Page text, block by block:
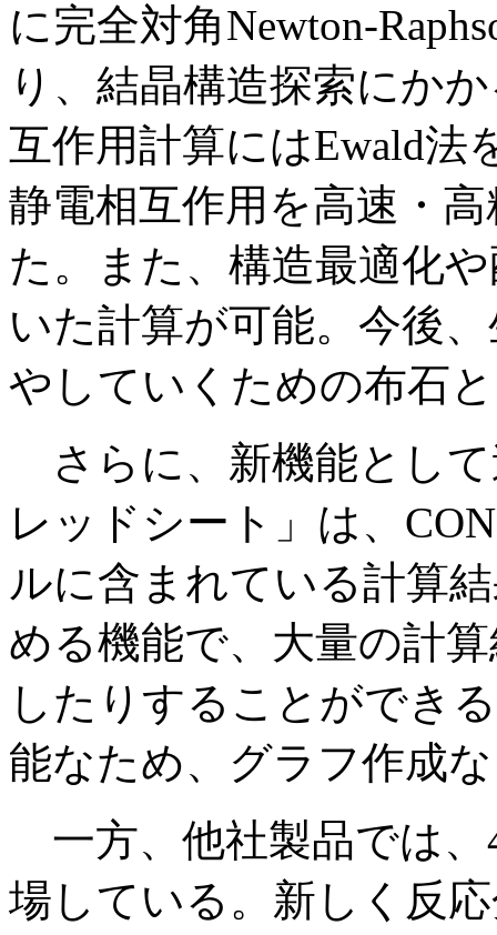
に完全対角Newton-
り、結晶構造探索にか
互作用計算にはEwald法
静電相互作用を高速・
た。また、構造最適化
いた計算が可能。今後
やしていくための布石
さらに、新機能として
レッドシート」は、
ルに含まれている計算
める機能で、大量の計
したりすることができ
能なため、グラフ作成
一方、他社製品では、
場している。新しく反